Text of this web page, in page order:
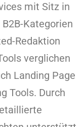
mit Sitz in
Kategorien
Redaktion
verglichen
Landing Page
Tools. Durch